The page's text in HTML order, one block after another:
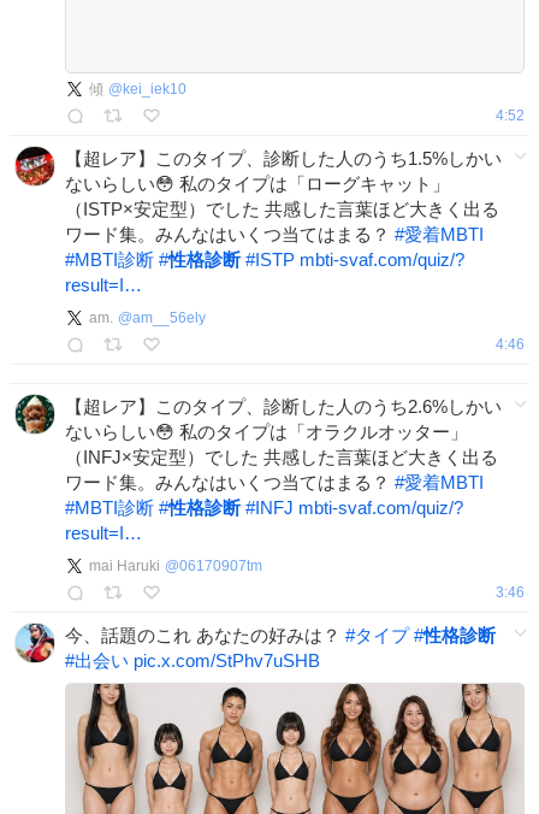
傾 @ kei_iek10
4:52
【超レア】このタイプ、診断した人のうち1.5%しかい
ないらしい😳 私のタイプは「ローグキャット」
（ISTP×安定型）でした 共感した言葉ほど大きく出る
ワード集。みんなはいくつ当てはまる？ #愛着MBTI
#MBTI診断 #性格診断 #ISTP mbti-svaf.com/quiz/?
result=I…
am. @am__56ely
4:46
【超レア】このタイプ、診断した人のうち2.6%しかい
ないらしい😳 私のタイプは「オラクルオッター」
（INFJ×安定型）でした 共感した言葉ほど大きく出る
ワード集。みんなはいくつ当てはまる？ #愛着MBTI
#MBTI診断 #性格診断 #INFJ mbti-svaf.com/quiz/?
result=I…
mai Haruki @06170907tm
3:46
今、話題のこれ あなたの好みは？ #タイプ #性格診断
#出会い pic.x.com/StPhv7uSHB